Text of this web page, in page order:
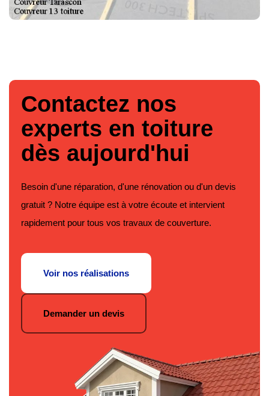
Contactez nos
experts en toiture
dès aujourd'hui
Besoin d'une réparation, d'une rénovation ou d'un devis
gratuit ? Notre équipe est à votre écoute et intervient
rapidement pour tous vos travaux de couverture.
Voir nos réalisations
Demander un devis